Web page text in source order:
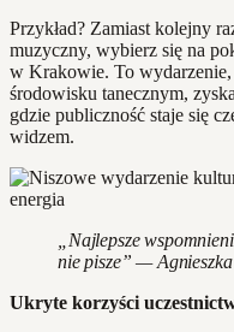
Przykład? Zamiast kolejny
muzyczny, wybierz się na
w Krakowie. To
środowisku tanecznym,
gdzie publiczność staje się
widzem.
„Najlepsze
nie pisze” — Agnieszka
Ukryte korzyści